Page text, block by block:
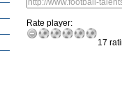
Rate player:
17